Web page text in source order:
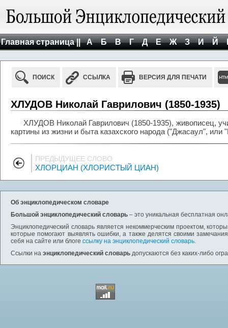
Главная страница || А Б В Г Д Е Ж З И Й
ПОИСК ССЫЛКА ВЕРСИЯ ДЛЯ ПЕЧАТИ
ХЛУДОВ Николай Гаврилович (1850-1935)
ХЛУДОВ Николай Гаврилович (1850-1935), живописец,
картины из жизни и быта казахского народа ("Джасаул", или
ПРЕДЫДУЩЕЕ СЛОВО
ХЛОРЦИАН (ХЛОРИСТЫЙ ЦИАН)
Об энциклопедическом словаре
Большой энциклопедический словарь – это уникальная бесплатная
Энциклопедический словарь является некоммерческим проектом,
которые помогают выявлять ошибки, а также делятся своими
себя на сайте или блоге ссылку на энциклопедический словарь.
Ссылки на энциклопедический словарь допускаются без каких-либо